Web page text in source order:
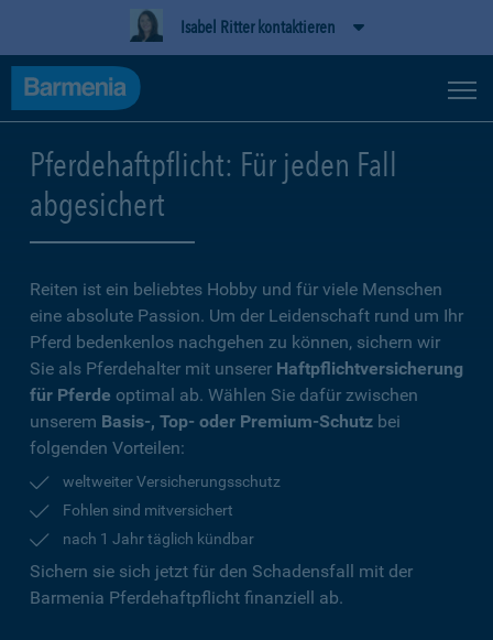
Isabel Ritter kontaktieren
Pferdehaftpflicht: Für jeden Fall
abgesichert
Reiten ist ein beliebtes Hobby und für viele Menschen
eine absolute Passion. Um der Leidenschaft rund um Ihr
Pferd bedenkenlos nachgehen zu können, sichern wir
Sie als Pferdehalter mit unserer Haftpflichtversicherung
für Pferde optimal ab. Wählen Sie dafür zwischen
unserem Basis-, Top- oder Premium-Schutz bei
folgenden Vorteilen:
weltweiter Versicherungsschutz
Fohlen sind mitversichert
nach 1 Jahr täglich kündbar
Sichern sie sich jetzt für den Schadensfall mit der
Barmenia Pferdehaftpflicht finanziell ab.